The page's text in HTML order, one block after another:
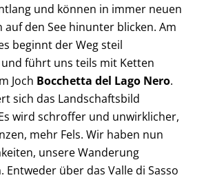
und können in immer neuen
auf den See hinunter blicken. Am
beginnt der Weg steil
führt uns teils mit Ketten
Joch Bocchetta del Lago Nero.
sich das Landschaftsbild
wird schroffer und unwirklicher,
mehr Fels. Wir haben nun
unsere Wanderung
Entweder über das Valle di Sasso